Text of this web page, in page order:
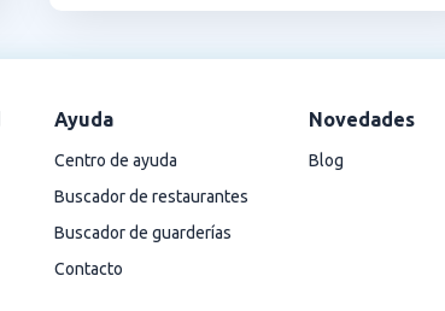
Ayuda
Centro de ayuda
Buscador de restaurantes
Buscador de guarderías
Contacto
Novedades
Blog